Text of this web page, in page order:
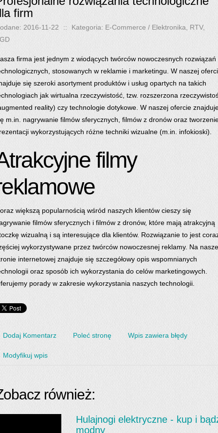
firm
2016-11-22 ::
Kategoria: E-Commerce / Elektronika, RTV,
firma jest jednym z wiodących twórców nowoczesnych rozwiązań
stosowanych w reklamie i marketingu. W naszej
się szeroki asortyment produktów i usług opartych na takich
jak wirtualna rzeczywistość, tzw. rozszerzona
reality) czy technologie dotykowe. W naszej ofercie
m.in. nagrywanie filmów sferycznych, filmów z dronów oraz
wykorzystujących różne techniki wizualne (m.in. infokioski).
filmy
większą popularnością wśród naszych klientów cieszy się
filmów sferycznych i filmów z dronów, które mają atrakcyjną
wizualną i są interesujące dla klientów. Rozwiązanie to jest
wykorzystywane przez twórców nowoczesnej reklamy. Na
internetowej znajduje się szczegółowy opis wspomnianych
oraz sposób ich wykorzystania do celów marketingowych.
porady w zakresie wykorzystania naszych technologii.
Dodaj Komentarz Poleć stronę Wpis zawiera błędy
Modyfikuj wpis
również:
Hulajnogi elektryczne - kup i
modny